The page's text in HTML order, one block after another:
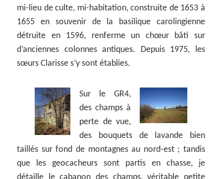
mi-lieu de culte, mi-habitation, construite de 1653 à
1655 en souvenir de la basilique carolingienne
détruite en 1596, renferme un chœur bâti sur
d’anciennes colonnes antiques. Depuis 1975, les
sœurs Clarisse s’y sont établies.
Sur le GR4,
des champs à
perte de vue,
des bouquets de lavande bien
taillés sur fond de montagnes au nord-est ; tandis
que les geocacheurs sont partis en chasse, je